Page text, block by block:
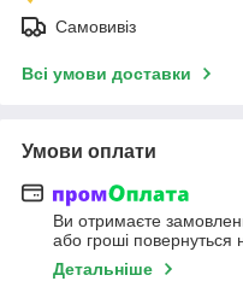
Самовивіз
Всі умови доставки
Умови оплати
Ви отримаєте
або гроші повернуться
Детальніше